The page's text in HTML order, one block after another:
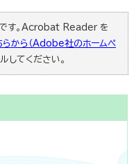
す。Acrobat Reader を
らから（Adobe社のホームペ
してください。